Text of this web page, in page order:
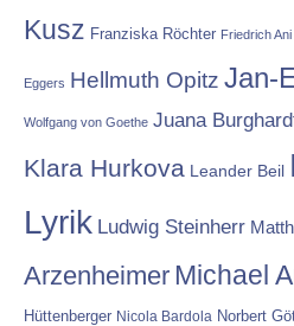
Kusz Franziska Röchter Friedrich Ani
Eggers Hellmuth Opitz Jan-
Wolfgang von Goethe Juana
Klara Hurkova Leander Beil
Lyrik Ludwig Steinherr
Arzenheimer Michael
Hüttenberger Nicola Bardola Norbert